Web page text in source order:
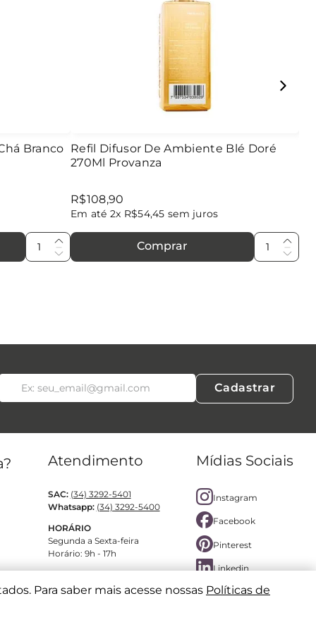
Para saber mais acesse nossas Políticas de
Branco Refil Difusor De Ambiente Blé Doré
270Ml Provanza
R$108,90
Em até 2x R$54,45 sem juros
Comprar
Cadastrar
Atendimento
SAC: (34) 3292-5401
Whatsapp: (34) 3292-5400
HORÁRIO
Segunda a Sexta-feira
Horário: 9h - 17h
Mídias Sociais
Instagram
Facebook
Pinterest
Linkedin